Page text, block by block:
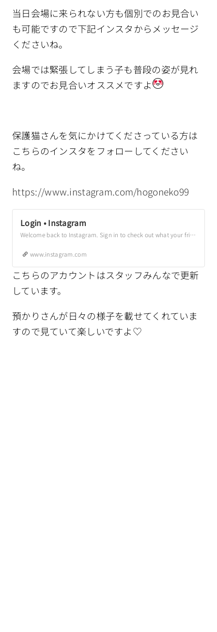
当日会場に来られない方も個別でのお見合い
も可能ですので下記インスタからメッセージ
くださいね。
会場では緊張してしまう子も普段の姿が見れ
ますのでお見合いオススメですよ
保護猫さんを気にかけてくださっている方は
こちらのインスタをフォローしてください
ね。
https://www.instagram.com/hogoneko99
Login • Instagram
Welcome back to Instagram. Sign in to check out what your friends, family & interests have been capturing & sharing around the world.
www.instagram.com
こちらのアカウントはスタッフみんなで更新
しています。
預かりさんが日々の様子を載せてくれていま
すので見ていて楽しいですよ♡